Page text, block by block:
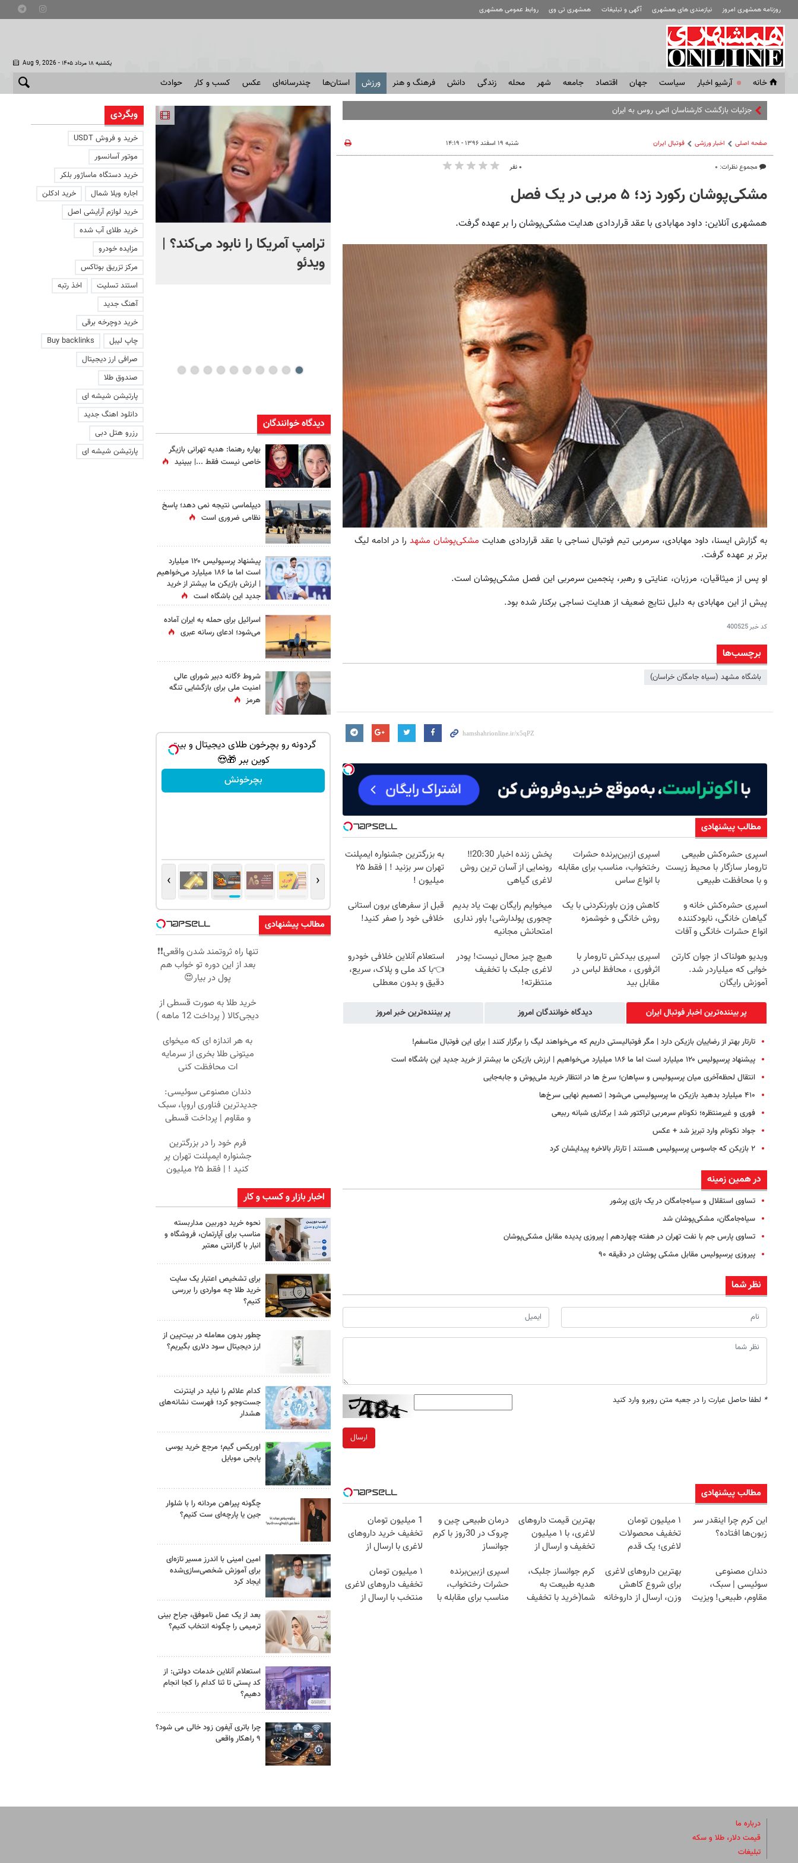
روزنامه همشهری امروز نیازمندی های همشهری آگهی و تبلیغات همشهری تی وی روابط عمومی همشهری
Aug 9, 2026 - یکشنبه ۱۸ مرداد ۱۴۰۵
خانه آرشیو اخبار سياست جهان اقتصاد جامعه شهر محله زندگی دانش فرهنگ و هنر ورزش استان‌ها چندرسانه‌ای عکس کسب و کار حوادث
جزئیات بازگشت کارشناسان اتمی روس به ایران
صفحه اصلی اخبار ورزشی فوتبال ايران
مجموع نظرات: ۰
شنبه ۱۹ اسفند ۱۳۹۶ - ۱۴:۱۹
۰ نفر
مشکی‌پوشان رکورد زد؛ ۵ مربی در یک فصل
همشهری آنلاین: داود مهابادی با عقد قراردادی هدایت مشکی‌پوشان را بر عهده گرفت.
به‌ گزارش ‌ایسنا، داود مهابادی، سرمربی تیم فوتبال نساجی با عقد قراردادی هدایت مشکی‌پوشان مشهد را در ادامه‌ لیگ
برتر بر عهده گرفت.
او پس از میثاقیان، مرزبان، عنایتی و رهبر، پنجمین سرمربی این فصل مشکی‌پوشان است.
پیش از این مهابادی به دلیل نتایج ضعیف از هدایت نساجی برکنار شده بود.
کد خبر400525
برچسب‌ها
باشگاه مشهد (سیاه جامگان خراسان)
مطالب پیشنهادی
اسپری حشره‌کش طبیعی
تارومار سازگار با محیط زیست
و با محافظت طبیعی
اسپری ازبین‌برنده حشرات
رختخواب، مناسب برای مقابله
با انواع ساس
پخش زنده اخبار 20:30‼️
رونمایی از آسان ترین روش
لاغری گیاهی
به بزرگترین جشنواره ایمپلنت
تهران سر بزنید ! | فقط ۲۵
میلیون !
اسپری حشره‌کش خانه و
گیاهان خانگی، نابودکننده
انواع حشرات خانگی و آفات
کاهش وزن باورنکردنی با یک
روش خانگی و خوشمزه
میخوایم رایگان بهت یاد بدیم
چجوری پولدارشی! باور نداری
امتحانش مجانیه
قبل از سفرهای برون استانی
خلافی خود را صفر کنید!
ویدیو هولناک از جوان کارتن
خوابی که میلیاردر شد.
آموزش رایگان
اسپری بیدکش تارومار با
اثرفوری ، محافظ لباس در
مقابل بید
هیچ چیز محال نیست! پودر
لاغری جلبک با تخفیف
منتظرته!
استعلام آنلاین خلافی خودرو
👈با کد ملی و پلاک، سریع،
دقیق و بدون معطلی
پر بیننده‌ترین اخبار فوتبال ايران دیدگاه خوانندگان امروز پر بیننده‌ترین خبر امروز
تارتار بهتر از رضاییان بازیکن دارد | مگر فوتبالیستی داریم که می‌خواهند لیگ را برگزار کنند | برای این فوتبال متاسفم!
پیشنهاد پرسپولیس ۱۲۰ میلیارد است اما ما ۱۸۶ میلیارد می‌خواهیم | ارزش بازیکن ما بیشتر از خرید جدید این باشگاه است
انتقال لحظه‌آخری میان پرسپولیس و سپاهان؛ سرخ ها در انتظار خرید ملی‌پوش و جابه‌جایی
۴۱۰ میلیارد بدهید بازیکن ما پرسپولیسی می‌شود | تصمیم نهایی سرخ‌ها
فوری و غیرمنتظره؛‌ نکونام سرمربی تراکتور شد | برکناری شبانه ربیعی
جواد نکونام وارد تبریز شد + عکس
۲ بازیکن که جاسوس پرسپولیس هستند | تارتار بالاخره پیدایشان کرد
در همین زمینه
تساوی استقلال و سیاه‌جامگان در یک بازی پرشور
سیاه‌جامگان، مشکی‌پوشان شد
تساوی پارس جم با نفت تهران در هفته چهاردهم | پیروزی پدیده مقابل مشکی‌پوشان
پیروزی پرسپولیس مقابل مشکی پوشان در دقیقه ۹۰
نظر شما
* لطفا حاصل عبارت را در جعبه متن روبرو وارد کنید
ارسال
مطالب پیشنهادی
این کرم چرا اینقدر سر
زبون‌ها افتاده؟
۱ میلیون تومان
تخفیف محصولات
لاغری؛ یک قدم
کاهش وزن
بهترین قیمت داروهای
لاغری، با ۱ میلیون
تخفیف و ارسال از
درمان طبیعی چین و
چروک در 30روز با کرم
جوانساز
1 میلیون تومان
تخفیف خرید داروهای
لاغری با ارسال از
دندان مصنوعی
سوئیسی | سبک،
مقاوم، طبیعی! ویزیت
بهترین داروهای لاغری
برای شروع کاهش
وزن، ارسال از داروخانه
کرم جوانساز جلبک،
هدیه طبیعت به
شما(خرید با تخفیف
اسپری ازبین‌برنده
حشرات رختخواب،
مناسب برای مقابله با
۱ میلیون تومان
تخفیف داروهای لاغری
منتخب با ارسال از
انتشار برای اولین بار؛ واکنش
شهید لاریجانی به رد صلاحیت
خود + ویدئو
ترامپ آمریکا را نابود می‌کند؟ |
ویدئو
تصویری دردناک از دلفینی
یک هفته کنار جسد
ماند | ویدئو
دیدگاه خوانندگان
بهاره رهنما: هدیه تهرانی بازیگر
خاصی نیست فقط ...|‌ ببینید
دیپلماسی نتیجه‌ نمی دهد؛ پاسخ
نظامی ضروری است
پیشنهاد پرسپولیس ۱۲۰ میلیارد
است اما ما ۱۸۶ میلیارد می‌خواهیم
| ارزش بازیکن ما بیشتر از خرید
جدید این باشگاه است
اسرائیل برای حمله به ایران آماده
می‌شود؛ ادعای رسانه عبری
شروط ۶گانه دبیر شورای عالی
امنیت ملی برای بازگشایی تنگه
هرمز
را فوری به کتاب تبدیل کنی؟
کلیک کنید
چک صیادی
درخواست اعتبار
نرم افزار حسابداری پیشران
اطلاعات بیشتر!
گردونه رو بچرخون طلای دیجیتال و بیت
کوین ببر 🎁😍
بچرخونش
‹
›
مطالب پیشنهادی
تنها راه ثروتمند شدن واقعی❗❗
بعد از این دوره تو خواب هم
پول در بیار😍
خرید طلا به صورت قسطی از
دیجی‌کالا ( پرداخت 12 ماهه )
به هر اندازه ای که میخوای
میتونی طلا بخری از سرمایه
ات محافظت کنی
دندان مصنوعی سوئیسی:
جدیدترین فناوری اروپا، سبک
و مقاوم | پرداخت قسطی
فرم خود را در بزرگترین
جشنواره ایمپلنت تهران پر
کنید ! | فقط ۲۵ میلیون
اخبار بازار و کسب و کار
نحوه خرید دوربین مداربسته
مناسب برای آپارتمان، فروشگاه و
انبار با گارانتی معتبر
برای تشخیص اعتبار یک سایت
خرید طلا چه مواردی را بررسی
کنیم؟
چطور بدون معامله در بیت‌پین از
ارز دیجیتال سود دلاری بگیریم؟
کدام علائم را نباید در اینترنت
جست‌وجو کرد؛ فهرست نشانه‌های
هشدار
اوریکس گیم؛ مرجع خرید یوسی
پابجی موبایل
چگونه پیراهن مردانه را با شلوار
جین یا پارچه‌ای ست کنیم؟
امین امینی با اندرز مسیر تازه‌ای
برای آموزش شخصی‌سازی‌شده
ایجاد کرد
بعد از یک عمل ناموفق، جراح بینی
ترمیمی را چگونه انتخاب کنیم؟
استعلام آنلاین خدمات دولتی: از
کد پستی تا ثنا کدام را کجا انجام
دهیم؟
چرا باتری آیفون زود خالی می شود؟
۹ راهکار واقعی
وبگردی
خرید و فروش USDT
موتور آسانسور
خرید دستگاه ماساژور بلکر
اجاره ویلا شمال
خرید ادکلن
خرید لوازم آرایشی اصل
خرید طلای آب شده
مزایده خودرو
مرکز تزریق بوتاکس
استند تسلیت
اخذ رتبه
آهنگ جدید
خرید دوچرخه برقی
چاپ لیبل
Buy backlinks
صرافی ارز دیجیتال
صندوق طلا
پارتیشن شیشه ای
دانلود اهنگ جدید
رزرو هتل دبی
پارتیشن شیشه ای
درباره ما
قیمت دلار، طلا و سکه
تبلیغات